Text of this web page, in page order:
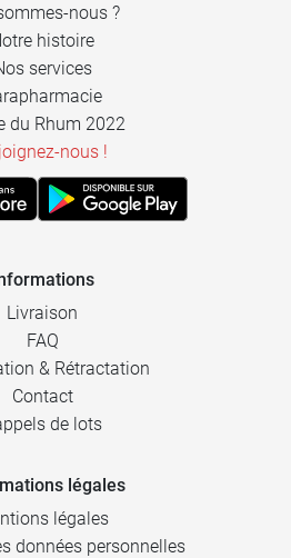
nous ?
histoire
services
du Rhum 2022
nous !
Livraison
FAQ
& Rétractation
Contact
de lots
légales
légales
données personnelles